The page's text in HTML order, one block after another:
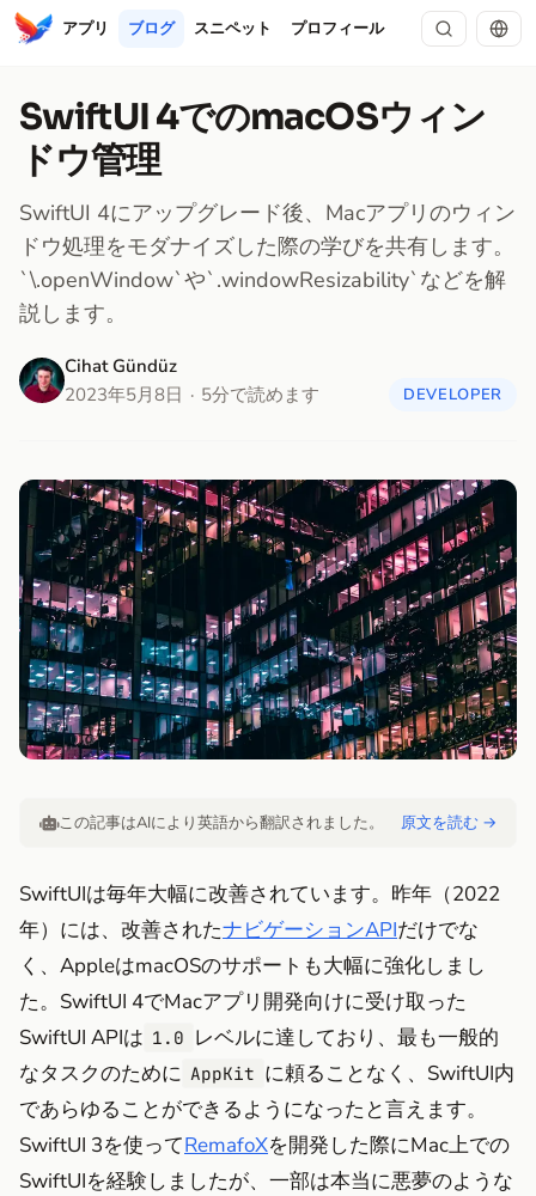
アプリ ブログ スニペット プロフィール
SwiftUI 4でのmacOSウィン
ドウ管理
SwiftUI 4にアップグレード後、Macアプリのウィン
ドウ処理をモダナイズした際の学びを共有します。
`\.openWindow`や`.windowResizability`などを解
説します。
Cihat Gündüz
2023年5月8日
5分で読めます DEVELOPER
この記事はAIにより英語から翻訳されました。 原文を読む →
SwiftUIは毎年大幅に改善されています。昨年（2022
年）には、改善されたナビゲーションAPIだけでな
く、AppleはmacOSのサポートも大幅に強化しまし
た。SwiftUI 4でMacアプリ開発向けに受け取った
SwiftUI APIは 1.0 レベルに達しており、最も一般的
なタスクのために AppKit に頼ることなく、SwiftUI内
であらゆることができるようになったと言えます。
SwiftUI 3を使ってRemafoXを開発した際にMac上での
SwiftUIを経験しましたが、一部は本当に悪夢のような